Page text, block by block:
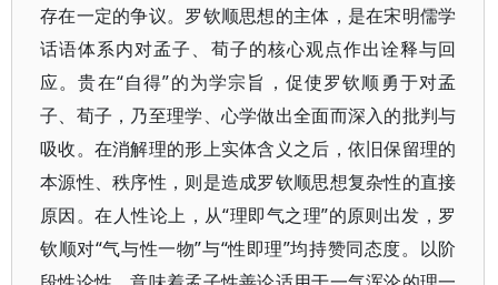
存在一定的争议。罗钦顺思想的主体，是在宋明儒学
话语体系内对孟子、荀子的核心观点作出诠释与回
应。贵在“自得”的为学宗旨，促使罗钦顺勇于对孟
子、荀子，乃至理学、心学做出全面而深入的批判与
吸收。在消解理的形上实体含义之后，依旧保留理的
本源性、秩序性，则是造成罗钦顺思想复杂性的直接
原因。在人性论上，从“理即气之理”的原则出发，罗
钦顺对“气与性一物”与“性即理”均持赞同态度。以阶